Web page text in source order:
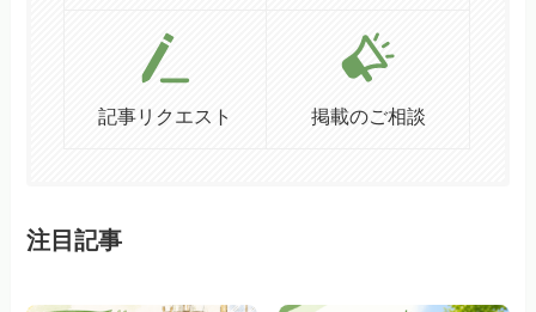
記事リクエスト 掲載のご相談
注目記事